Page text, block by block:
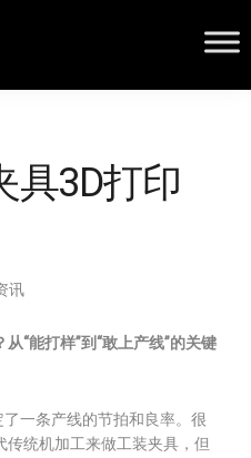
具3D打印
讯
从“能打样”到“敢上产线”的关键
一条产线的节拍和良率。很
传统机加工来做工装夹具，但